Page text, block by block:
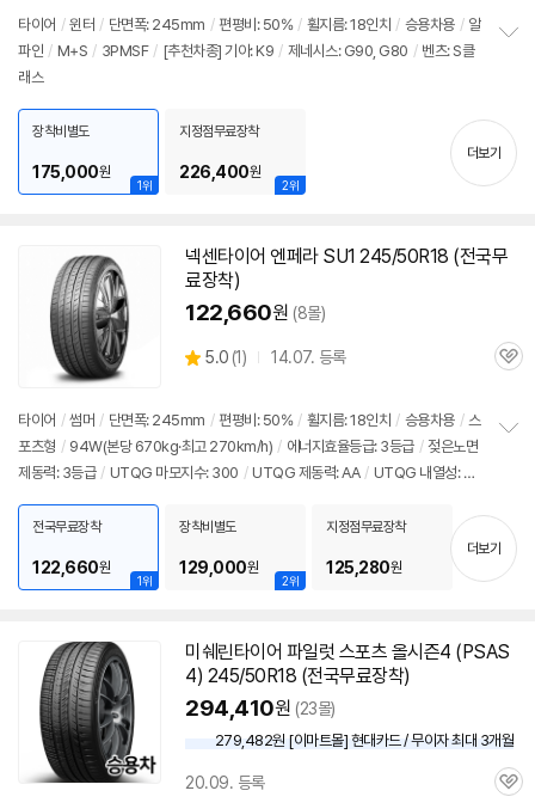
타이어 / 윈터 / 단면폭: 245mm / 편평비: 50% / 휠지름: 18인치 / 승용차용 / 알
파인 / M+S / 3PMSF / [추천차종] 기아: K9 / 제네시스: G90, G80 / 벤츠: S클
래스
기
1위
장착비별도
175,000원
2위
지정점무료장착
226,400원
더보기
넥센타이어 엔페라 SU1 245/50R18 (전국무
료장착)
122,660원 (8몰)
별
5.0 (상
1) 14.07. 등록
관
타이어 / 썸머 / 단면폭: 245mm / 편평비: 50% / 휠지름: 18인치 / 승용차용 / 스
포츠형 / 94W(본당 670kg·최고 270km/h) / 에너지효율등급: 3등급 / 젖은노면
제동력: 3등급 / UTQG 마모지수: 300 / UTQG 제동력: AA / UTQG 내열성: A
기
1위
전국무료장착
122,660원
2위
장착비별도
129,000원
지정점무료장착
125,280원
더보기
미쉐린타이어 파일럿 스포츠 올시즌4 (PSAS
4) 245/50R18 (전국무료장착)
294,410원 (23몰)
279,482원 [이마트몰] 현대카드 / 무이자 최대 3개월
20.09. 등록
관